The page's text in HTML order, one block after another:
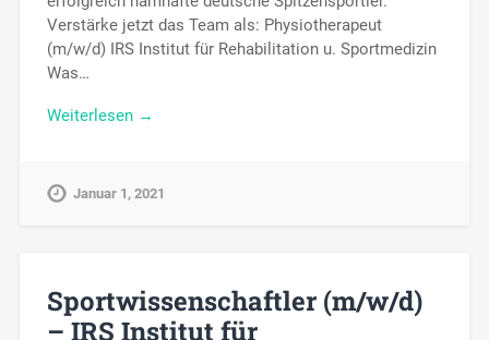
Verstärke jetzt das Team als: Physiotherapeut
(m/w/d) IRS Institut für Rehabilitation u. Sportmedizin
Was…
Weiterlesen →
Januar 1, 2021
Sportwissenschaftler (m/w/d)
– IRS Institut für